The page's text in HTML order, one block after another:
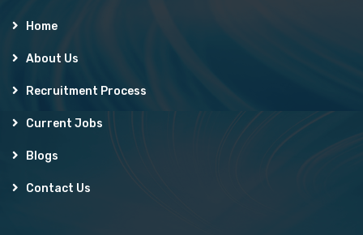
Home
About Us
Recruitment Process
Current Jobs
Blogs
Contact Us